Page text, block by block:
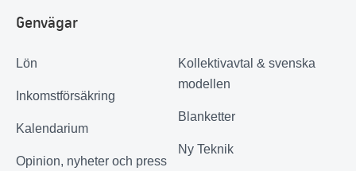
Genvägar
Lön
Inkomstförsäkring
Kalendarium
Opinion, nyheter och press
Kollektivavtal & svenska
modellen
Blanketter
Ny Teknik